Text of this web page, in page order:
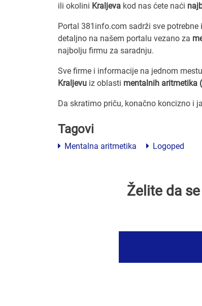
ili okolini Kraljeva kod nas ćete naći
Portal 381info.com sadrži sve
detaljno na našem portalu vezano za
najbolju firmu za saradnju.
Sve firme i informacije na jednom mestu
Kraljevu iz oblasti mentalnih aritmetika
Da skratimo priču, konačno koncizno i
Tagovi
Mentalna aritmetika Logoped
Želite da